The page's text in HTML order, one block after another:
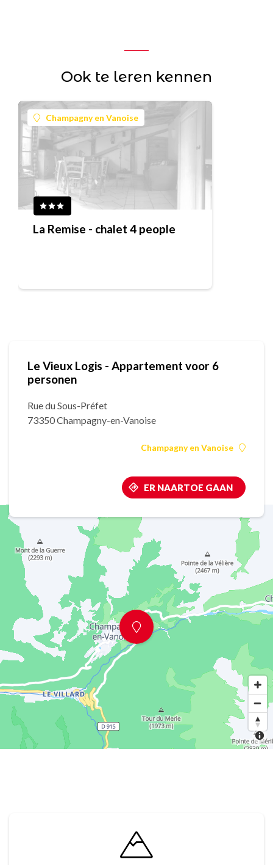
Ook te leren kennen
Champagny en Vanoise
La Remise - chalet 4 people
Le Vieux Logis - Appartement voor 6
personen
Rue du Sous-Préfet
73350 Champagny-en-Vanoise
Champagny en Vanoise
ER NAARTOE GAAN